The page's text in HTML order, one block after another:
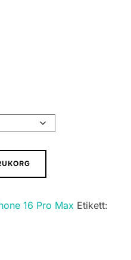
16 Pro Max Etikett: